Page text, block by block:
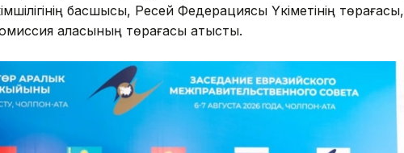
басшысы, Ресей Федерациясы Үкіметінің төрағасы,
алқасының төрағасы қатысты.